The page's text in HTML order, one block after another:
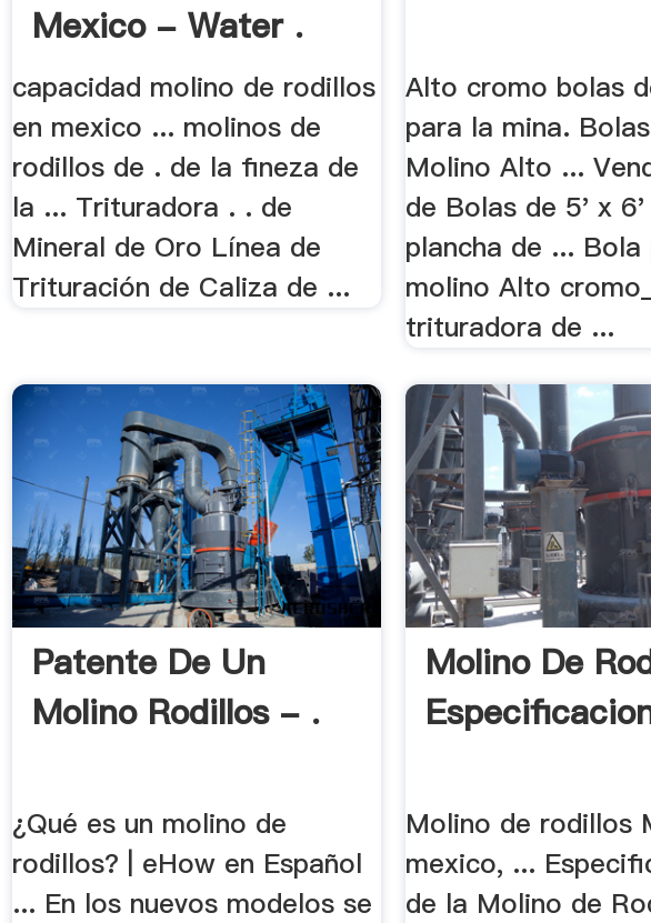
Mexico - Water .
capacidad molino de rodillos
en mexico ... molinos de
rodillos de . de la fineza de
la ... Trituradora . . de
Mineral de Oro Línea de
Trituración de Caliza de ...
Alto cromo bolas
para la mina.
Molino Alto ...
de Bolas de 5' x 6'
plancha de ... Bola
molino Alto
trituradora de ...
Patente De Un
Molino Rodillos - .
¿Qué es un molino de
rodillos? | eHow en Español
... En los nuevos modelos se
Molino De
Molino de rodillos
mexico, ...
de la Molino de